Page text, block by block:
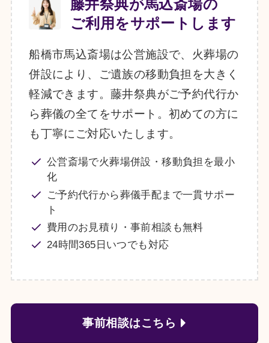
藤井祭典が馬込斎場の
ご利用をサポートします
船橋市馬込斎場は公営施設で、火葬場の
併設により、ご遺族の移動負担を大きく
軽減できます。藤井祭典がご予約代行か
ら葬儀の全てをサポート。初めての方に
も丁寧にご対応いたします。
公営斎場で火葬場併設・移動負担を最小
化
ご予約代行から葬儀手配まで一貫サポー
ト
費用のお見積り・事前相談も無料
24時間365日いつでも対応
事前相談はこちら